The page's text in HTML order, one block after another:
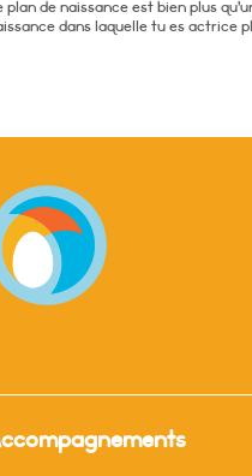
plan de naissance est bien plus
dans laquelle tu es actrice